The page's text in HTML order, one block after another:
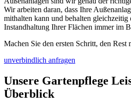
Wir arbeiten daran, dass Ihre
mithalten kann und behalten
Instandhaltung Ihrer Flächen immer im
Machen Sie den ersten Schritt, den Rest
unverbindlich anfragen
Unsere Gartenpflege
Überblick